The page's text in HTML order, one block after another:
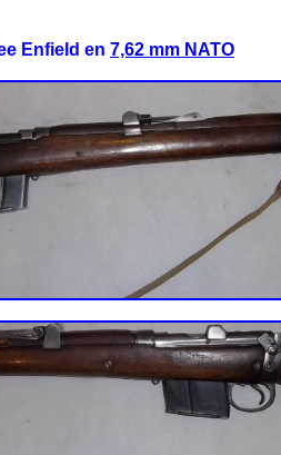
Enfield en 7,62 mm NATO